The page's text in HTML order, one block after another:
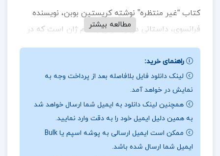
کتاب “غیر منتظره” نوشته کریستین بوبن، نویسنده
فرانسوی، داستانی درباره مردی به نام ژان است که در
یک روز زمستانی در پاریس، با زنی زیبا و مرموز آشنا
می‌شود. زن به طرز عجیبی به مرد جذب می‌شود و رابطه
عاشقانه‌ای بین آن‌ها شکل می‌گیرد. اما این رابطه
معمولی نیست؛ زن از گذشته‌ای پر از اسرار فرار می‌کند
و مرد به دنبال معنای زندگی است. این دو نفر در کنار
هم، به دنبال پاسخی برای سوالاتشان می‌گردند.
درباره کتاب غیر منتظره کریستین بوبن
مطالعه بیشتر
راهنمای خرید:
لینک دانلود فایل بلافاصله بعد از پرداخت وجه به
نمایش در خواهد آمد.
همچنین لینک دانلود به ایمیل شما ارسال خواهد شد
به همین دلیل ایمیل خود را به دقت وارد نمایید.
ممکن است ایمیل ارسالی به پوشه اسپم یا Bulk
ایمیل شما ارسال شده باشد.